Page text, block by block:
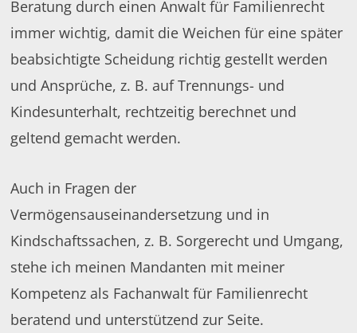
Beratung durch einen Anwalt für Familienrecht
immer wichtig, damit die Weichen für eine später
beabsichtigte Scheidung richtig gestellt werden
und Ansprüche, z. B. auf Trennungs- und
Kindesunterhalt, rechtzeitig berechnet und
geltend gemacht werden.
Auch in Fragen der
Vermögensauseinandersetzung und in
Kindschaftssachen, z. B. Sorgerecht und Umgang,
stehe ich meinen Mandanten mit meiner
Kompetenz als Fachanwalt für Familienrecht
beratend und unterstützend zur Seite.